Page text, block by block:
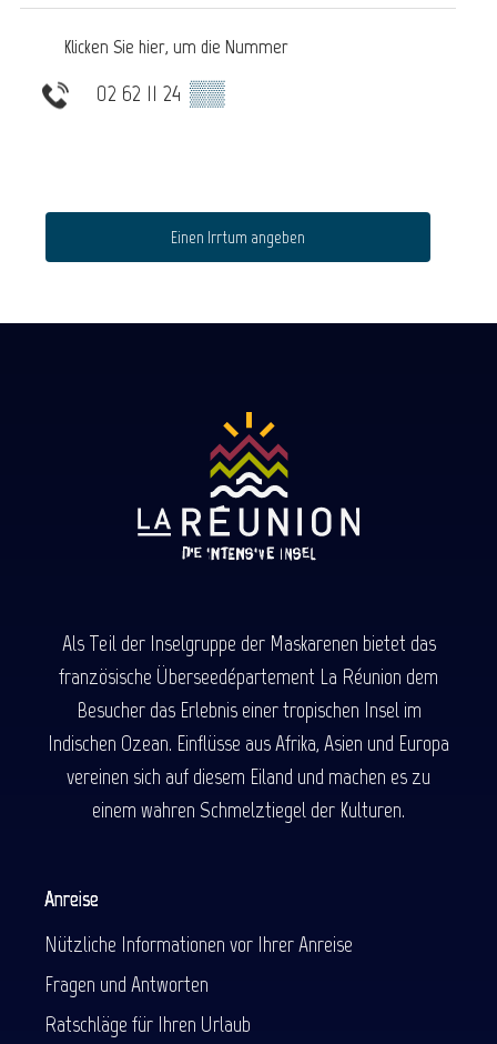
Klicken Sie hier, um die Nummer
02 62 11 24 ▒▒
Einen Irrtum angeben
Als Teil der Inselgruppe der Maskarenen bietet das
französische Überseedépartement La Réunion dem
Besucher das Erlebnis einer tropischen Insel im
Indischen Ozean. Einflüsse aus Afrika, Asien und Europa
vereinen sich auf diesem Eiland und machen es zu
einem wahren Schmelztiegel der Kulturen.
Anreise
Nützliche Informationen vor Ihrer Anreise
Fragen und Antworten
Ratschläge für Ihren Urlaub